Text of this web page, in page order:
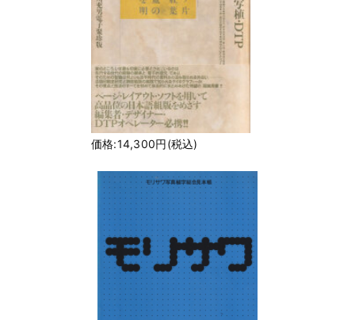
価格:14,300円(税込)